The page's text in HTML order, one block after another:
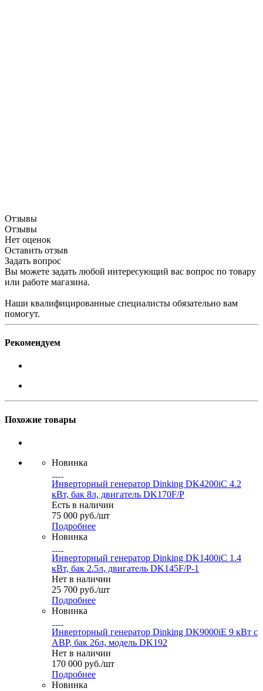
Отзывы
Отзывы
Нет оценок
Оставить отзыв
Задать вопрос
Вы можете задать любой интересующий вас вопрос по товару
или работе магазина.
Наши квалифицированные специалисты обязательно вам
помогут.
Рекомендуем
Похожие товары
Новинка
Инверторный генератор Dinking DK4200iC 4.2
кВт, бак 8л, двигатель DK170F/P
Есть в наличии
75 000 руб./шт
Подробнее
Новинка
Инверторный генератор Dinking DK1400iC 1.4
кВт, бак 2.5л, двигатель DK145F/P-1
Нет в наличии
25 700 руб./шт
Подробнее
Новинка
Инверторный генератор Dinking DK9000iE 9 кВт с
АВР, бак 26л, модель DK192
Нет в наличии
170 000 руб./шт
Подробнее
Новинка